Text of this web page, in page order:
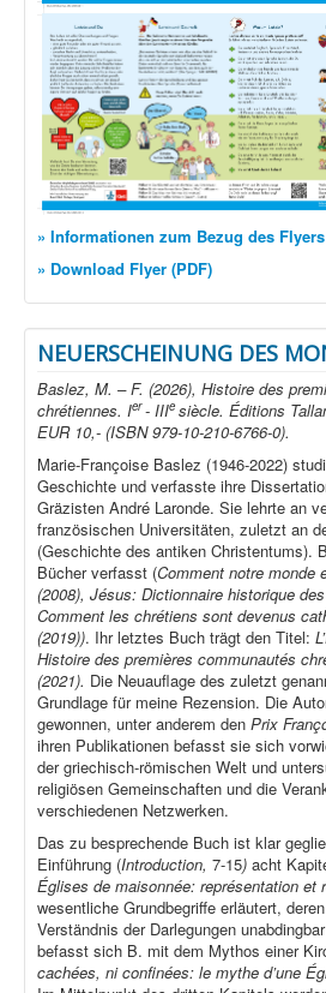
» Informationen zum Bezug des Flyers
» Download Flyer (PDF)
NEUERSCHEINUNG DES
Baslez, M. – F. (2026), Histoire des
chrétiennes. Ier- IIIe siècle. Éditions
EUR 10,- (ISBN 979-10-210-6766-0).
Marie-Françoise Baslez (1946-2022)
Geschichte und verfasste ihre
Gräzisten André Laronde. Sie lehrte an
französischen Universitäten, zuletzt an
(Geschichte des antiken Christentums).
Bücher verfasst (Comment notre monde
(2008), Jésus: Dictionnaire historique
Comment les chrétiens sont devenus
(2019)). Ihr letztes Buch trägt den Titel:
Histoire des premières communautés
(2021). Die Neuauflage des zuletzt
Grundlage für meine Rezension. Die
gewonnen, unter anderem den Prix
ihren Publikationen befasst sie sich
der griechisch-römischen Welt und
religiösen Gemeinschaften und die
verschiedenen Netzwerken.
Das zu besprechende Buch ist klar
Einführung (Introduction, 7-15) acht
Églises de maisonnée: représentation et
wesentliche Grundbegriffe erläutert,
Verständnis der Darlegungen
befasst sich B. mit dem Mythos einer
cachées, ni confinées: le mythe d’une